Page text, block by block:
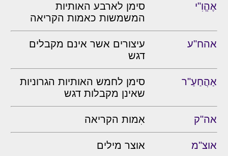
אֶהֱוִ"י
סימן לארבע האותיות
המשמשות כאמות הקריאה
אהח"ע
עיצורים אשר אינם מקבלים
דגש
אַהֲחַעַ"ר
סימן לחמש האותיות הגרוניות
שאינן מקבלות דגש
אה"ק אִמות הקריאה
אוצ"מ אוצר מילים